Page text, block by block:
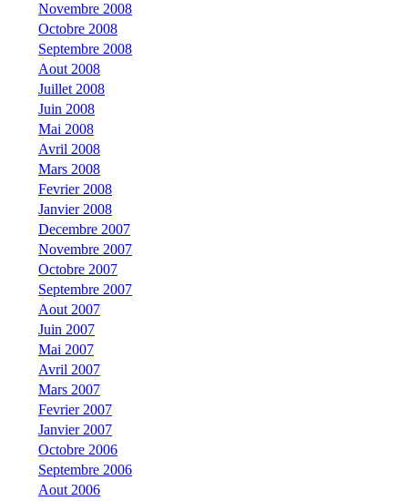
Novembre 2008
Octobre 2008
Septembre 2008
Aout 2008
Juillet 2008
Juin 2008
Mai 2008
Avril 2008
Mars 2008
Fevrier 2008
Janvier 2008
Decembre 2007
Novembre 2007
Octobre 2007
Septembre 2007
Aout 2007
Juin 2007
Mai 2007
Avril 2007
Mars 2007
Fevrier 2007
Janvier 2007
Octobre 2006
Septembre 2006
Aout 2006